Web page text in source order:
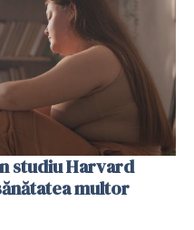
studiu Harvard
multor